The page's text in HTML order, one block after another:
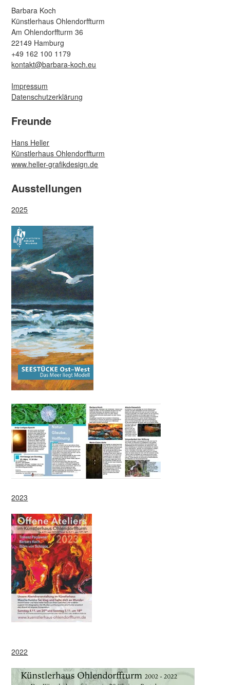
Barbara Koch
Künstlerhaus Ohlendorffturm
Am Ohlendorffturm 36
22149 Hamburg
+49 162 100 1179
kontakt@barbara-koch.eu
Impressum
Datenschutzerklärung
Freunde
Hans Heller
Künstlerhaus Ohlendorffturm
www.heller-grafikdesign.de
Ausstellungen
2025
2023
2022